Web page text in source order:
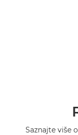
Saznajte više